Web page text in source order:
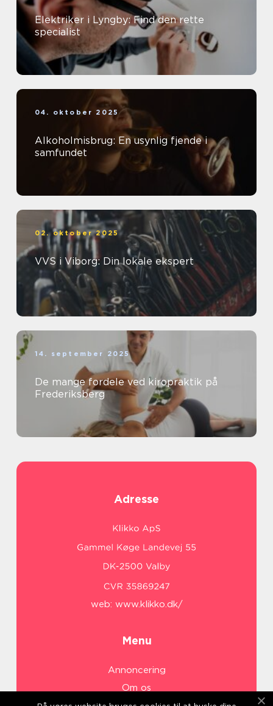
Elektriker i Lyngby: Find den rette
specialist
04. oktober 2025
Alkoholmisbrug: En usynlig fjende i
samfundet
02. oktober 2025
VVS i Viborg: Din lokale ekspert
14. september 2025
De mange fordele ved kiropraktik på
Frederiksberg
Adresse
web: www.klikko.dk/
Menu
Annoncering
Om os